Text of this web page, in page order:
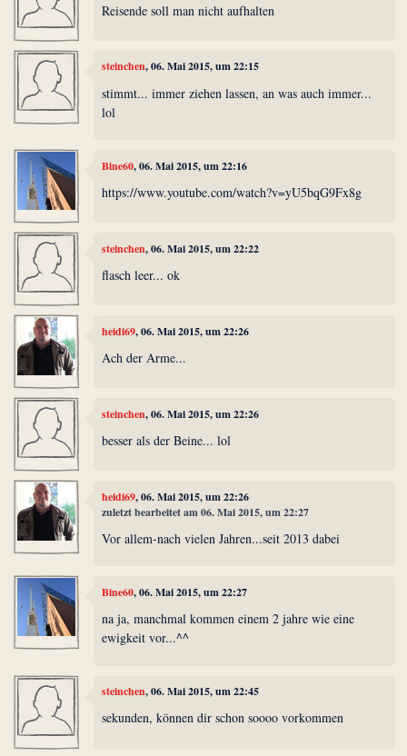
Reisende soll man nicht aufhalten
steinchen, 06. Mai 2015, um 22:15
stimmt... immer ziehen lassen, an was auch immer...
lol
Bine60, 06. Mai 2015, um 22:16
https://www.youtube.com/watch?v=yU5bqG9Fx8g
steinchen, 06. Mai 2015, um 22:22
flasch leer... ok
heidi69, 06. Mai 2015, um 22:26
Ach der Arme...
steinchen, 06. Mai 2015, um 22:26
besser als der Beine... lol
heidi69, 06. Mai 2015, um 22:26
zuletzt bearbeitet am 06. Mai 2015, um 22:27
Vor allem-nach vielen Jahren...seit 2013 dabei
Bine60, 06. Mai 2015, um 22:27
na ja, manchmal kommen einem 2 jahre wie eine
ewigkeit vor...^^
steinchen, 06. Mai 2015, um 22:45
sekunden, können dir schon soooo vorkommen